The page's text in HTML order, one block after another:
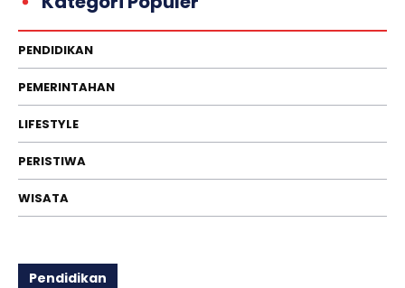
PENDIDIKAN
PEMERINTAHAN
LIFESTYLE
PERISTIWA
WISATA
Pendidikan